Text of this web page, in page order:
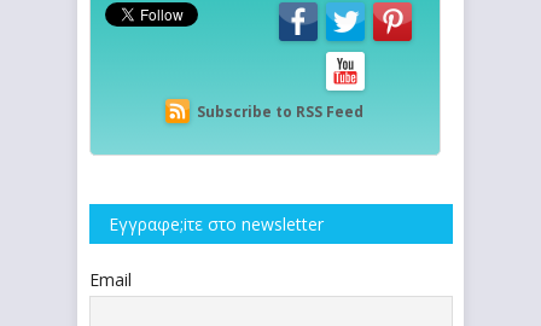
Subscribe to RSS Feed
Εγγραφe;iτε στο newsletter
Email